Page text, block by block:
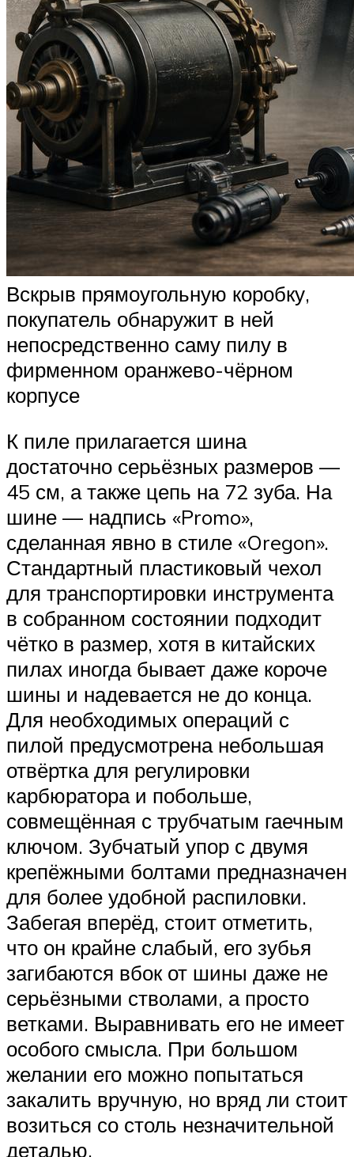
Вскрыв прямоугольную коробку,
покупатель обнаружит в ней
непосредственно саму пилу в
фирменном оранжево-чёрном
корпусе
К пиле прилагается шина
достаточно серьёзных размеров —
45 см, а также цепь на 72 зуба. На
шине — надпись «Promo»,
сделанная явно в стиле «Oregon».
Стандартный пластиковый чехол
для транспортировки инструмента
в собранном состоянии подходит
чётко в размер, хотя в китайских
пилах иногда бывает даже короче
шины и надевается не до конца.
Для необходимых операций с
пилой предусмотрена небольшая
отвёртка для регулировки
карбюратора и побольше,
совмещённая с трубчатым гаечным
ключом. Зубчатый упор с двумя
крепёжными болтами предназначен
для более удобной распиловки.
Забегая вперёд, стоит отметить,
что он крайне слабый, его зубья
загибаются вбок от шины даже не
серьёзными стволами, а просто
ветками. Выравнивать его не имеет
особого смысла. При большом
желании его можно попытаться
закалить вручную, но вряд ли стоит
возиться со столь незначительной
деталью.